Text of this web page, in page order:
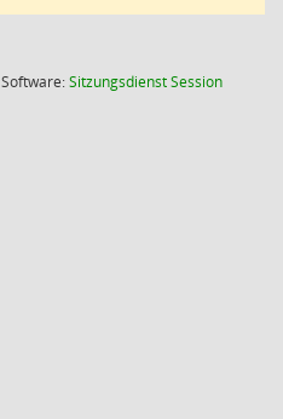
Software:SitzungsdienstSession(Wird in